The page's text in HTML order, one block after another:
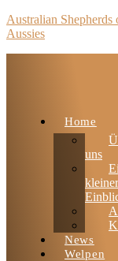
Australian
Aussies
Home
uns
kleiner
News
Welpen